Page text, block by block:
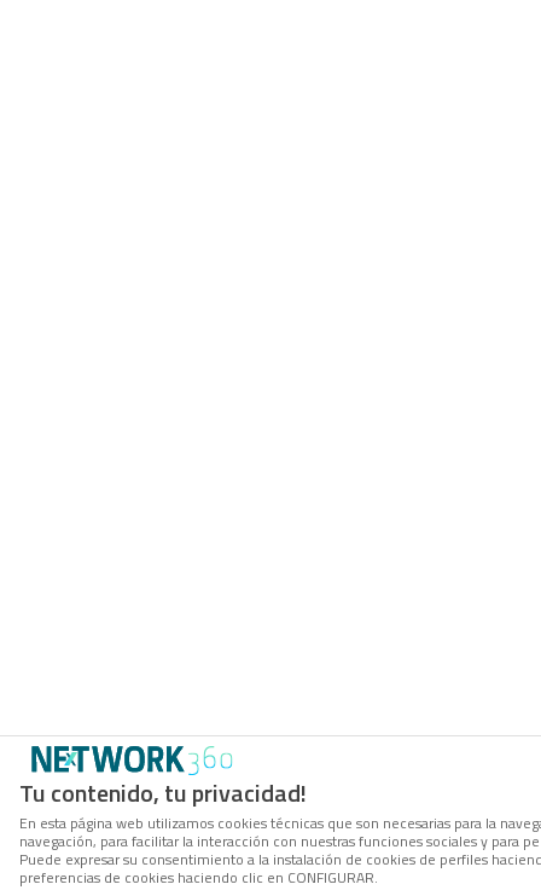
Tu contenido, tu privacidad!
En esta página web utilizamos cookies técnicas que son necesarias para la
navegación, para facilitar la interacción con nuestras funciones sociales y
Puede expresar su consentimiento a la instalación de cookies de perfiles
preferencias de cookies haciendo clic en CONFIGURAR.